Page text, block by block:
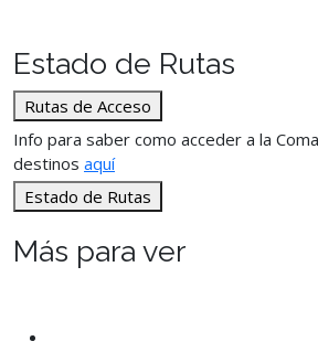
Estado de Rutas
Rutas de Acceso
Info para saber como acceder a la
destinos aquí
Estado de Rutas
Más para ver